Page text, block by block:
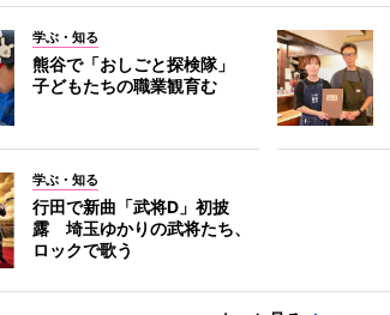
学ぶ・知る
熊谷で「おしごと探検隊」
子どもたちの職業観育む
学ぶ・知る
行田で新曲「武将D」初披
露 埼玉ゆかりの武将たち、
ロックで歌う